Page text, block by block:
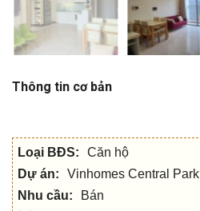
Thông tin cơ bản
Loại BĐS:
Căn hộ
Dự án:
Vinhomes Central Park
Nhu cầu:
Bán